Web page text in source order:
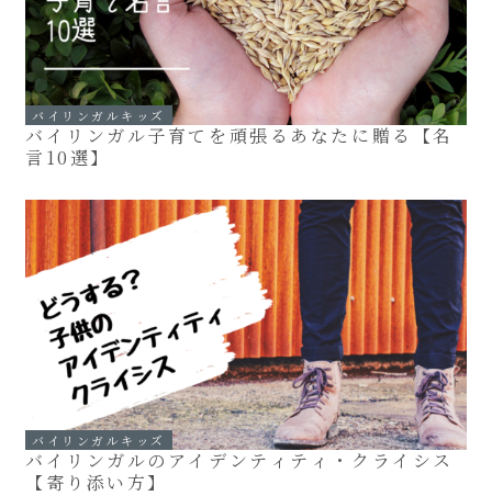
バイリンガルキッズ
バイリンガル子育てを頑張るあなたに贈る【名
言10選】
バイリンガルキッズ
バイリンガルのアイデンティティ・クライシス
【寄り添い方】